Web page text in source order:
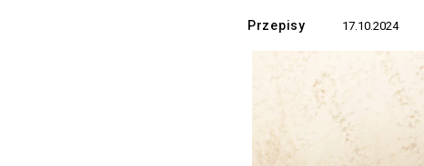
Przepisy 17.10.2024